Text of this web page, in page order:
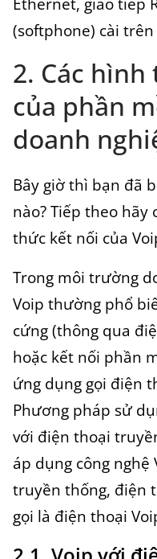
(softphone) cài
2. Các
của phần
doanh
Bây giờ thì bạn đã
nào? Tiếp theo
thức kết nối của
Trong môi trường
Voip thường phổ
cứng (thông qua
hoặc kết nối phần
ứng dụng gọi điện
Phương pháp sử
với điện thoại
áp dụng công
truyền thống, điện
gọi là điện thoại